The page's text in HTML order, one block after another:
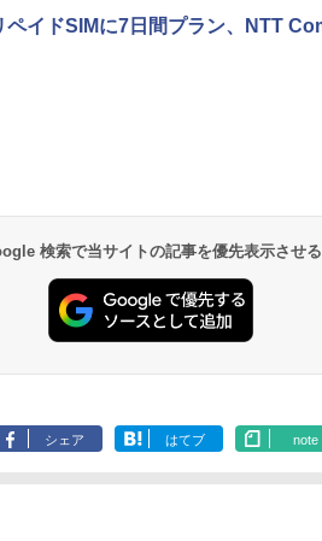
ペイドSIMに7日間プラン、NTT
検索で当サイトの記事を優先表示させる
シェア はてブ note